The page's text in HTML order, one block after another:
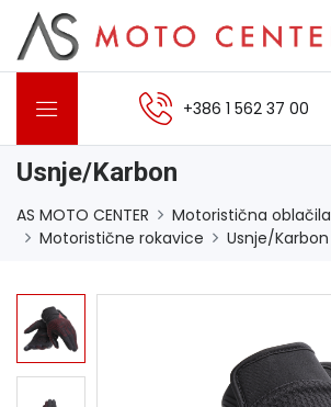
+386 1 562 37 00
Usnje/Karbon
AS MOTO CENTER
Motoristična oblačila
Motoristične rokavice
Usnje/Karbon